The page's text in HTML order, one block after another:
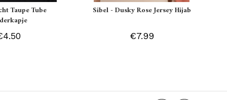
Taupe Tube
Sibel - Dusky Rose Jersey Hijab
€7.99